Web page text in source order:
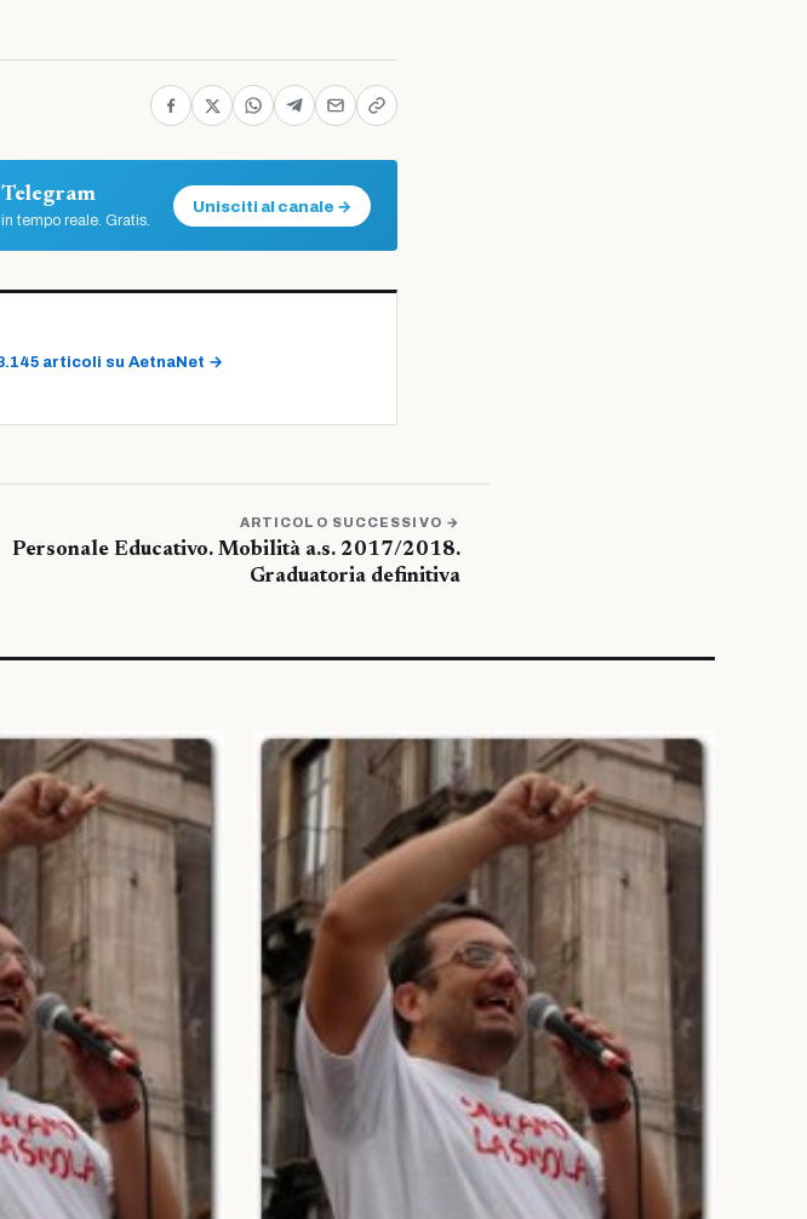
tempo reale. Gratis.
Unisciti al canale →
articoli su AetnaNet →
ARTICOLO SUCCESSIVO →
Personale Educativo. Mobilità a.s. 2017/2018.
Graduatoria definitiva